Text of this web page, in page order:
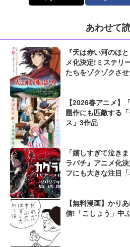
あわせて
『天は赤い河のほ
メ化決定!ミステリ
たちをゾクゾクさ
【2026春アニメ】
題作にも匹敵する
ス」3作品
「嬉しすぎて泣き
ラバチ』アニメ化
フにも大きな注目「
【無料漫画】かり
信!「こしょう」中